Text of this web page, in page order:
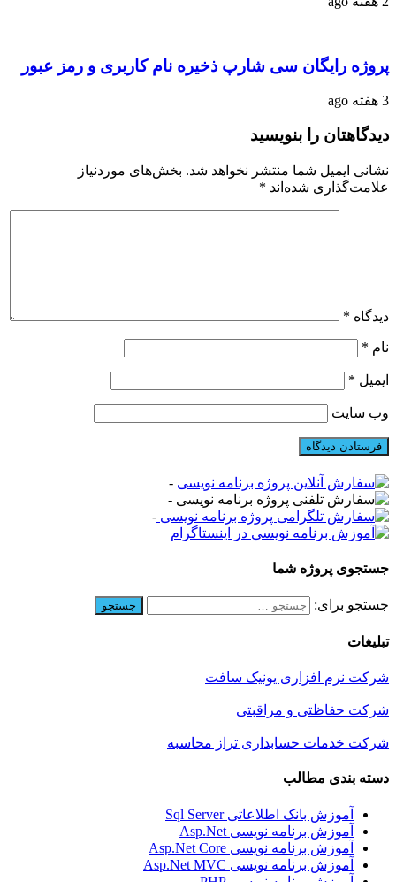
رایگان سی شارپ ذخیره نام کاربری و رمز عبور
را بنویسید
ایمیل شما منتشر نخواهد شد. بخش‌های موردنیاز
شده‌اند*
*
*
*
سایت
-
-
-
پروژه شما
برای:
نرم افزاری یونیک سافت
حفاظتی و مراقبتی
خدمات حسابداری تراز محاسبه
بندی مطالب
آموزش بانک اطلاعاتی Sql Server
آموزش برنامه نویسی Asp.Net
آموزش برنامه نویسی Asp.Net Core
آموزش برنامه نویسی Asp.Net MVC